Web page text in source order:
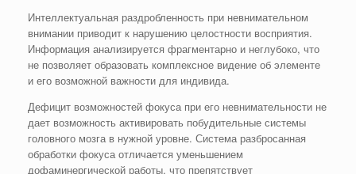
Интеллектуальная раздробленность при невнимательном
внимании приводит к нарушению целостности восприятия.
Информация анализируется фрагментарно и неглубоко, что
не позволяет образовать комплексное видение об элементе
и его возможной важности для индивида.
Дефицит возможностей фокуса при его невнимательности не
дает возможность активировать побудительные системы
головного мозга в нужной уровне. Система разбросанная
обработки фокуса отличается уменьшением
дофаминергической работы, что препятствует